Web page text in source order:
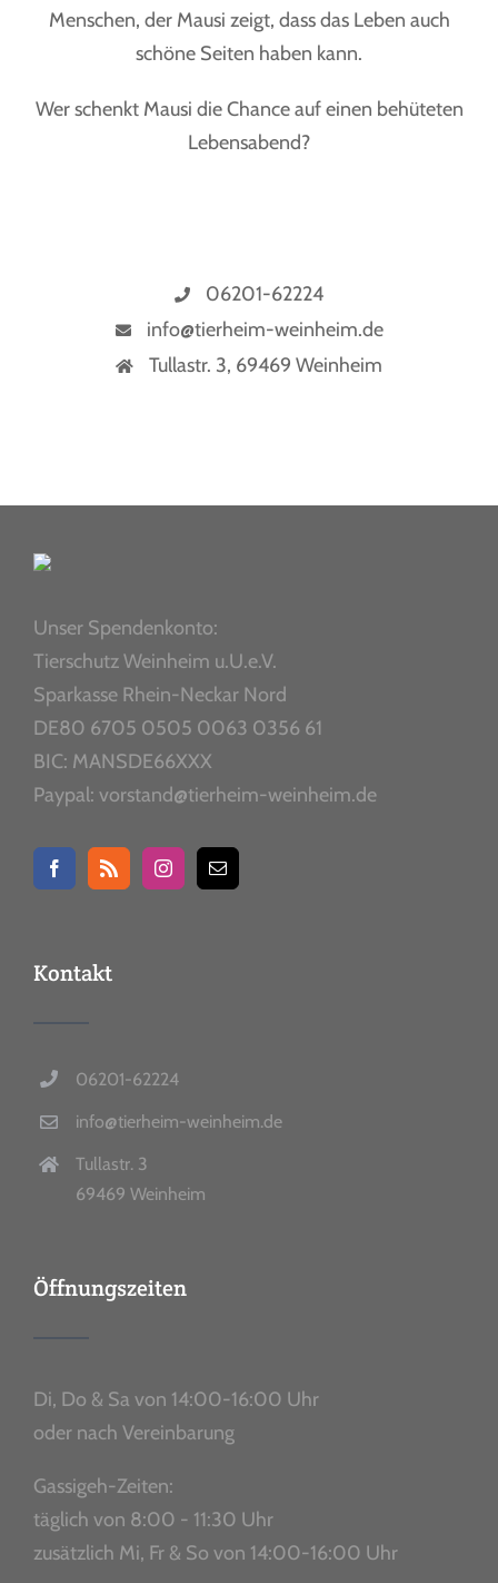
Menschen, der Mausi zeigt, dass das Leben auch
schöne Seiten haben kann.
Wer schenkt Mausi die Chance auf einen behüteten
Lebensabend?
06201-62224
info@tierheim-weinheim.de
Tullastr. 3, 69469 Weinheim
Unser Spendenkonto:
Tierschutz Weinheim u.U.e.V.
Sparkasse Rhein-Neckar Nord
DE80 6705 0505 0063 0356 61
BIC: MANSDE66XXX
Paypal: vorstand@tierheim-weinheim.de
Kontakt
06201-62224
info@tierheim-weinheim.de
Tullastr. 3
69469 Weinheim
Öffnungszeiten
Di, Do & Sa von 14:00-16:00 Uhr
oder nach Vereinbarung
Gassigeh-Zeiten:
täglich von 8:00 - 11:30 Uhr
zusätzlich Mi, Fr & So von 14:00-16:00 Uhr